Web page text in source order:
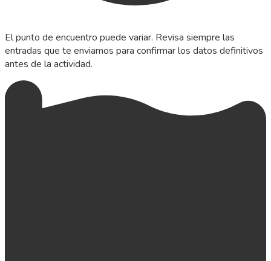
El punto de encuentro puede variar. Revisa siempre las
entradas que te enviamos para confirmar los datos definitivos
antes de la actividad.